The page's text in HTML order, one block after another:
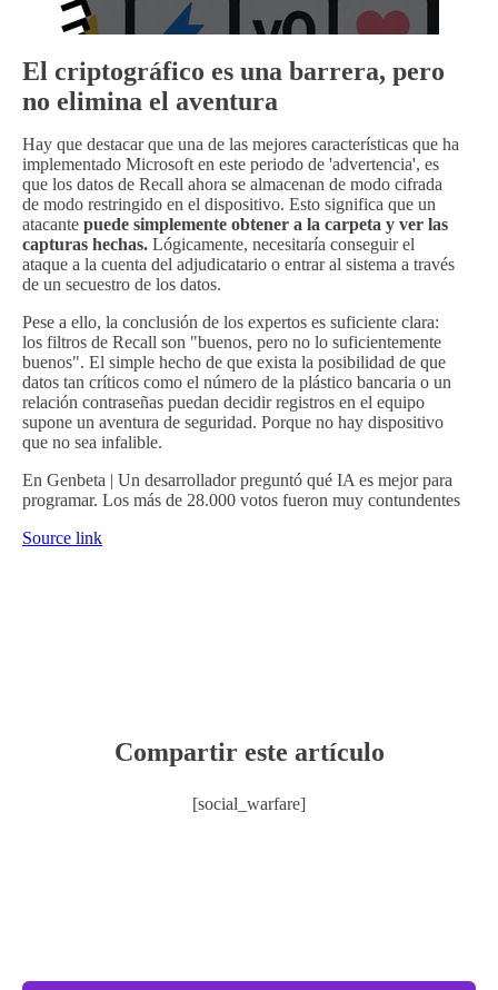
El criptográfico es una barrera, pero
no elimina el aventura
Hay que destacar que una de las mejores características que ha
implementado Microsoft en este periodo de 'advertencia', es
que los datos de Recall ahora se almacenan de modo cifrada
de modo restringido en el dispositivo. Esto significa que un
atacante puede simplemente obtener a la carpeta y ver las
capturas hechas. Lógicamente, necesitaría conseguir el
ataque a la cuenta del adjudicatario o entrar al sistema a través
de un secuestro de los datos.
Pese a ello, la conclusión de los expertos es suficiente clara:
los filtros de Recall son "buenos, pero no lo suficientemente
buenos". El simple hecho de que exista la posibilidad de que
datos tan críticos como el número de la plástico bancaria o un
relación contraseñas puedan decidir registros en el equipo
supone un aventura de seguridad. Porque no hay dispositivo
que no sea infalible.
En Genbeta | Un desarrollador preguntó qué IA es mejor para
programar. Los más de 28.000 votos fueron muy contundentes
Source link
Compartir este artículo
[social_warfare]